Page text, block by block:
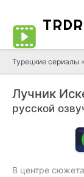
Турецкие сериалы »
Лучник
русской
В центре